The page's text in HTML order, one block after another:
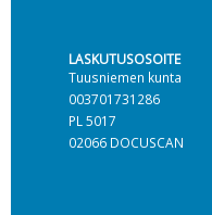
LASKUTUSOSOITE
Tuusniemen kunta
003701731286
PL 5017
02066 DOCUSCAN